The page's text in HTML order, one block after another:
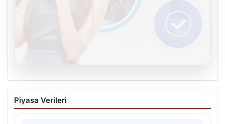
Kelebek sohbet platformu İle Dijital
İletişimin Güvenli Adresi Ve Muhabbet
Piyasa Verileri